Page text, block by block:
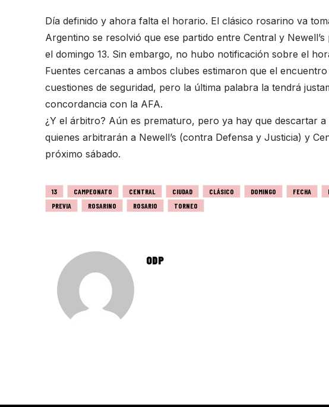
Día definido y ahora falta el horario. El clásico rosarino va
Argentino se resolvió que ese partido entre Central y
el domingo 13. Sin embargo, no hubo notificación sobre el
Fuentes cercanas a ambos clubes estimaron que el
cuestiones de seguridad, pero la última palabra la tendrá
concordancia con la AFA.
¿Y el árbitro? Aún es prematuro, pero ya hay que descartar
quienes arbitrarán a Newell’s (contra Defensa y Justicia) y
próximo sábado.
13 CAMPEONATO CENTRAL CIUDAD CLÁSICO DOMINGO FECHA
PREVIA
ROSARINO ROSARIO TORNEO
ODP